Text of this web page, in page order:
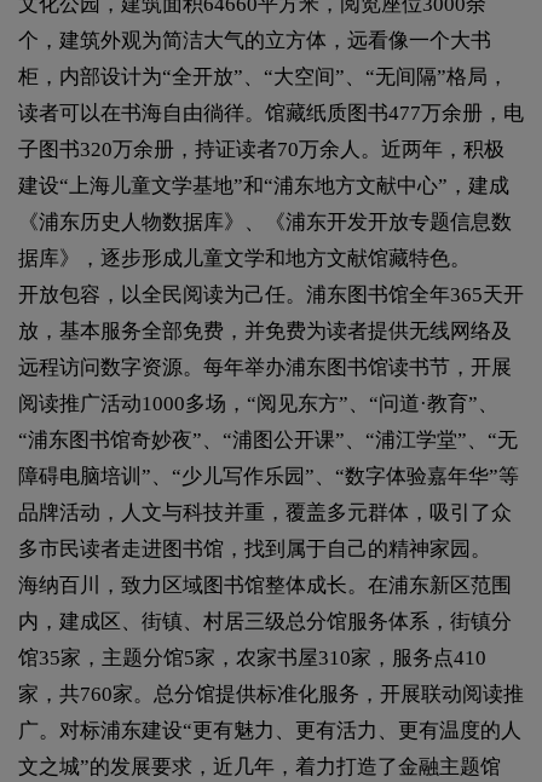
个，建筑外观为简洁大气的立方体，远看像一个大书
柜，内部设计为“全开放”、“大空间”、“无间隔”格局，
读者可以在书海自由徜徉。馆藏纸质图书477万余册，电
子图书320万余册，持证读者70万余人。近两年，积极
建设“上海儿童文学基地”和“浦东地方文献中心”，建成
《浦东历史人物数据库》、《浦东开发开放专题信息数
据库》，逐步形成儿童文学和地方文献馆藏特色。
开放包容，以全民阅读为己任。浦东图书馆全年365天开
放，基本服务全部免费，并免费为读者提供无线网络及
远程访问数字资源。每年举办浦东图书馆读书节，开展
阅读推广活动1000多场，“阅见东方”、“问道·教育”、
“浦东图书馆奇妙夜”、“浦图公开课”、“浦江学堂”、“无
障碍电脑培训”、“少儿写作乐园”、“数字体验嘉年华”等
品牌活动，人文与科技并重，覆盖多元群体，吸引了众
多市民读者走进图书馆，找到属于自己的精神家园。
海纳百川，致力区域图书馆整体成长。在浦东新区范围
内，建成区、街镇、村居三级总分馆服务体系，街镇分
馆35家，主题分馆5家，农家书屋310家，服务点410
家，共760家。总分馆提供标准化服务，开展联动阅读推
广。对标浦东建设“更有魅力、更有活力、更有温度的人
文之城”的发展要求，近几年，着力打造了金融主题馆